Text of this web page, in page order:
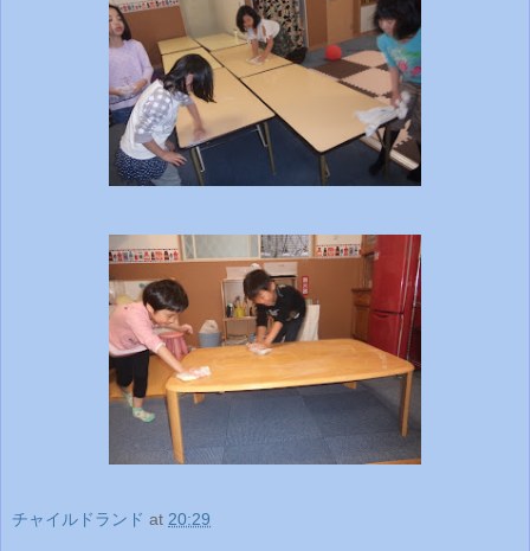
チャイルドランド at 20:29